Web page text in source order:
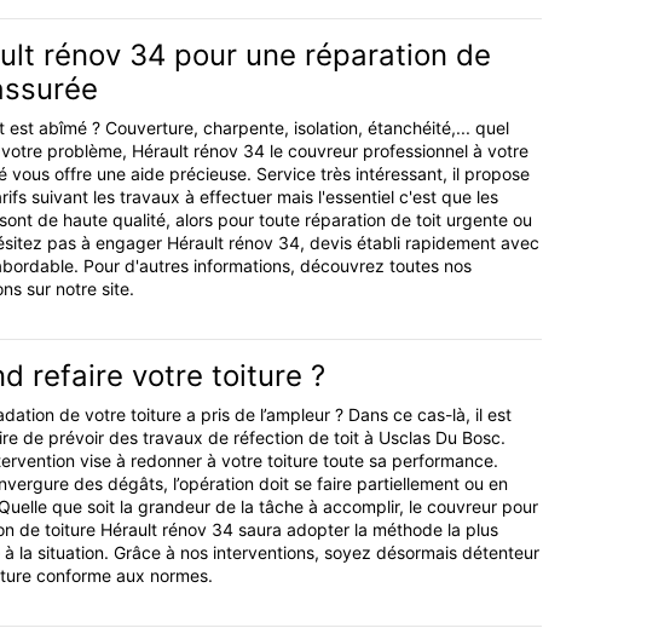
rénov 34 pour une réparation de
est abîmé ? Couverture, charpente, isolation, étanchéité,... quel
problème, Hérault rénov 34 le couvreur professionnel à votre
vous offre une aide précieuse. Service très intéressant, il propose
suivant les travaux à effectuer mais l'essentiel c'est que les
de haute qualité, alors pour toute réparation de toit urgente ou
pas à engager Hérault rénov 34, devis établi rapidement avec
Pour d'autres informations, découvrez toutes nos
sur notre site.
refaire votre toiture ?
de votre toiture a pris de l’ampleur ? Dans ce cas-là, il est
de prévoir des travaux de réfection de toit à Usclas Du Bosc.
vise à redonner à votre toiture toute sa performance.
des dégâts, l’opération doit se faire partiellement ou en
que soit la grandeur de la tâche à accomplir, le couvreur pour
de toiture Hérault rénov 34 saura adopter la méthode la plus
la situation. Grâce à nos interventions, soyez désormais détenteur
conforme aux normes.